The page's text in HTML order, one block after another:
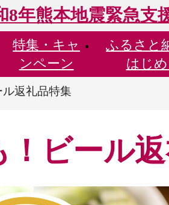
8年熊本地震緊急支
特集・ キャ
ンペーン
ふるさと
はじめ
返礼品特集
ビール